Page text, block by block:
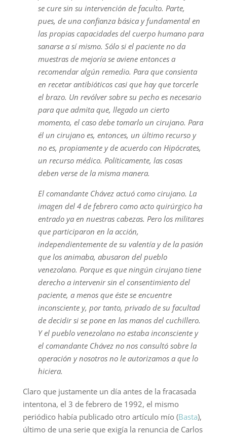
se cure sin su intervención de faculto. Parte,
pues, de una confianza básica y fundamental en
las propias capacidades del cuerpo humano para
sanarse a sí mismo. Sólo si el paciente no da
muestras de mejoría se aviene entonces a
recomendar algún remedio. Para que consienta
en recetar antibióticos casi que hay que torcerle
el brazo. Un revólver sobre su pecho es necesario
para que admita que, llegado un cierto
momento, el caso debe tomarlo un cirujano. Para
él un cirujano es, entonces, un último recurso y
no es, propiamente y de acuerdo con Hipócrates,
un recurso médico. Políticamente, las cosas
deben verse de la misma manera.
El comandante Chávez actuó como cirujano. La
imagen del 4 de febrero como acto quirúrgico ha
entrado ya en nuestras cabezas. Pero los militares
que participaron en la acción,
independientemente de su valentía y de la pasión
que los animaba, abusaron del pueblo
venezolano. Porque es que ningún cirujano tiene
derecho a intervenir sin el consentimiento del
paciente, a menos que éste se encuentre
inconsciente y, por tanto, privado de su facultad
de decidir si se pone en las manos del cuchillero.
Y el pueblo venezolano no estaba inconsciente y
el comandante Chávez no nos consultó sobre la
operación y nosotros no le autorizamos a que lo
hiciera.
Claro que justamente un día antes de la fracasada
intentona, el 3 de febrero de 1992, el mismo
periódico había publicado otro artículo mío (Basta),
último de una serie que exigía la renuncia de Carlos